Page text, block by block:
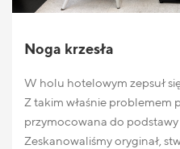
Noga krzesła
W holu hotelowym zepsuł
Z takim właśnie problemem
przymocowana do podstawy
Zeskanowaliśmy oryginał,